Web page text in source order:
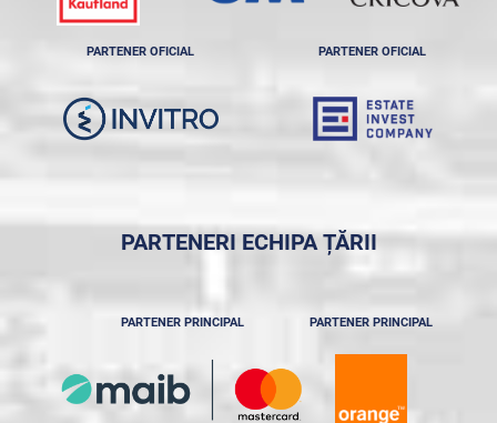
PARTENER OFICIAL PARTENER OFICIAL
PARTENERI ECHIPA ȚĂRII
PARTENER PRINCIPAL PARTENER PRINCIPAL